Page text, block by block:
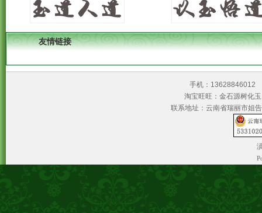
友情链接
手机：
淘宝旺旺：金石源树
联系地址：云南省瑞丽市姐